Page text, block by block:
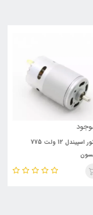
موتور اسپیندل 12 ولت 775